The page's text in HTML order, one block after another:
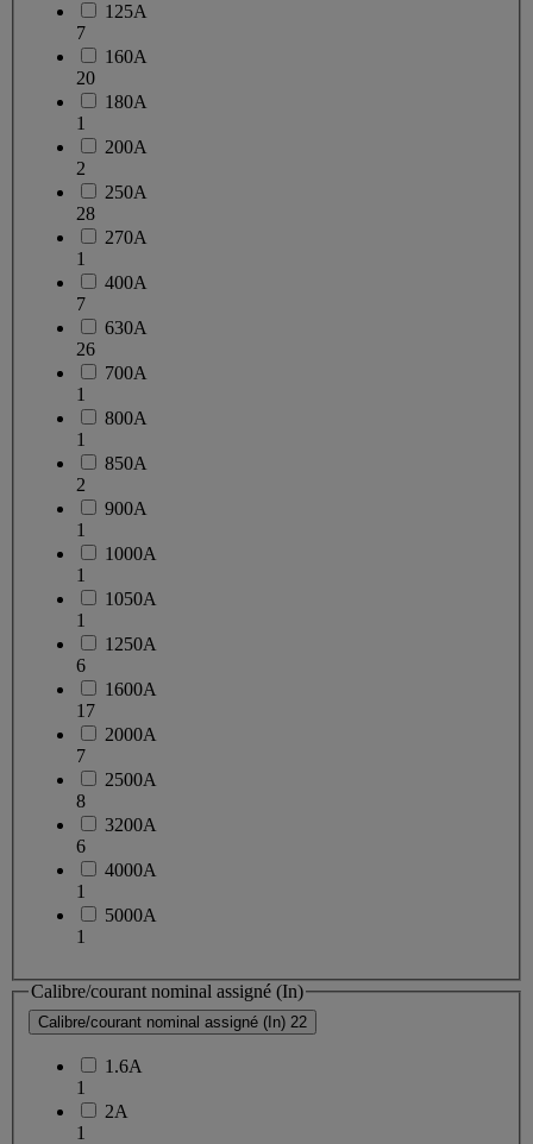
125A
7
160A
20
180A
1
200A
2
250A
28
270A
1
400A
7
630A
26
700A
1
800A
1
850A
2
900A
1
1000A
1
1050A
1
1250A
6
1600A
17
2000A
7
2500A
8
3200A
6
4000A
1
5000A
1
Calibre/courant nominal assigné (In)
Calibre/courant nominal assigné (In) 22
1.6A
1
2A
1